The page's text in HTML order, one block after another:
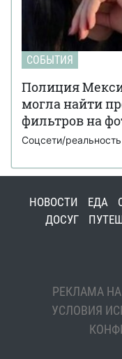
СОБЫТИЯ
Полиция
могла найти
фильтров на
Соцсети/реальность
НОВОСТИ ЕДА
ДОСУГ
РЕКЛАМА
УСЛОВИЯ